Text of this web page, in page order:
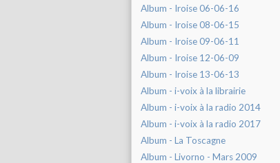
Album - Iroise 06-06-16
Album - Iroise 08-06-15
Album - Iroise 09-06-11
Album - Iroise 12-06-09
Album - Iroise 13-06-13
Album - i-voix à la librairie
Album - i-voix à la radio 2014
Album - i-voix à la radio 2017
Album - La Toscagne
Album - Livorno - Mars 2009